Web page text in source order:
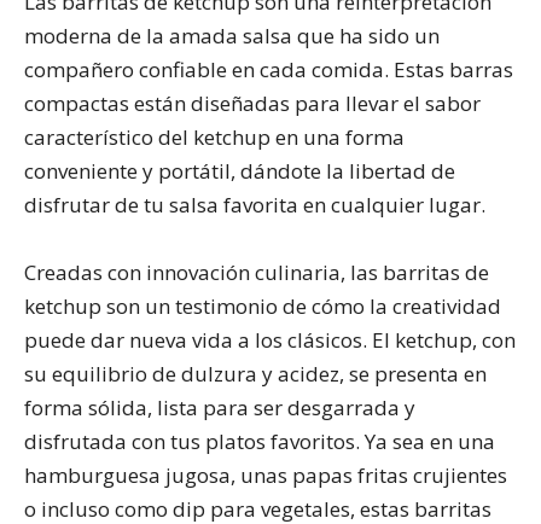
moderna de la amada salsa que ha sido un
compañero confiable en cada comida. Estas barras
compactas están diseñadas para llevar el sabor
característico del ketchup en una forma
conveniente y portátil, dándote la libertad de
disfrutar de tu salsa favorita en cualquier lugar.
Creadas con innovación culinaria, las barritas de
ketchup son un testimonio de cómo la creatividad
puede dar nueva vida a los clásicos. El ketchup, con
su equilibrio de dulzura y acidez, se presenta en
forma sólida, lista para ser desgarrada y
disfrutada con tus platos favoritos. Ya sea en una
hamburguesa jugosa, unas papas fritas crujientes
o incluso como dip para vegetales, estas barritas